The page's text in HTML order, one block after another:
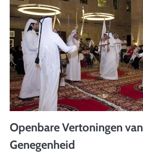
Openbare Vertoningen van
Genegenheid